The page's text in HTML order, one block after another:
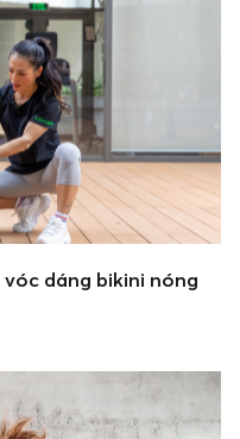
dáng bikini nóng